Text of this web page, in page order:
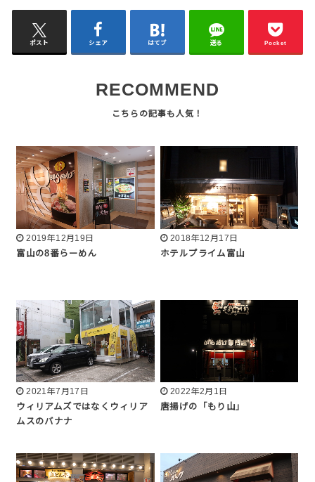
ポスト シェア はてブ 送る Pocket
RECOMMEND
2019年12月19日
富山の8番らーめん
2018年12月17日
ホテルプライム富山
2021年7月17日
ウィリアムズではなくウィリア
ムスのバナナ
2022年2月1日
唐揚げの「もり山」